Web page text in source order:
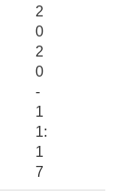
2
0
2
0
-
1
1:
1
7